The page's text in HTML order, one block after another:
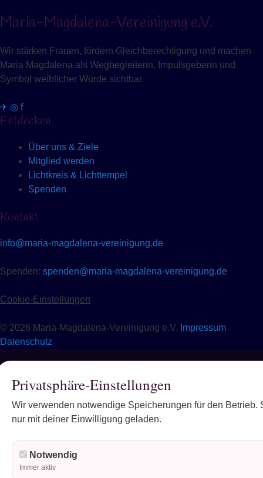
Maria-Magdalena-Vereinigung e.V.
Wir stärken Frauen, fördern Gleichberechtigung und machen
Maria Magdalena als Wegbegleiterin, Impulsgeberin und
Symbol weiblicher Würde sichtbar.
✈ ◎ f
Entdecken
Über uns & Ziele
Mitglied werden
Lichtkreis & Lichttempel
Spenden
Kontakt
info@maria-magdalena-vereinigung.de
Spenden: spenden@maria-magdalena-vereinigung.de
Cookie-Einstellungen
© 2026 Maria-Magdalena-Vereinigung e.V. Impressum
Datenschutz
Privatsphäre-Einstellungen
Wir verwenden notwendige Speicherungen für den Betrieb.
nur mit deiner Einwilligung geladen.
Notwendig
Immer aktiv